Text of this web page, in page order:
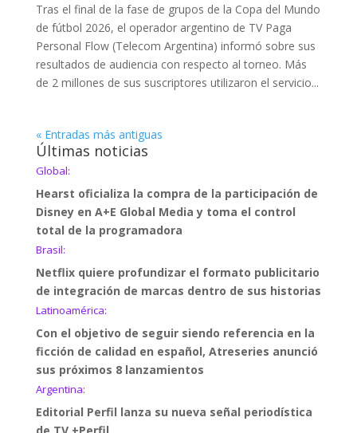
Tras el final de la fase de grupos de la Copa del Mundo
de fútbol 2026, el operador argentino de TV Paga
Personal Flow (Telecom Argentina) informó sobre sus
resultados de audiencia con respecto al torneo. Más
de 2 millones de sus suscriptores utilizaron el servicio...
« Entradas más antiguas
Últimas noticias
Global:
Hearst oficializa la compra de la participación de
Disney en A+E Global Media y toma el control
total de la programadora
Brasil:
Netflix quiere profundizar el formato publicitario
de integración de marcas dentro de sus historias
Latinoamérica:
Con el objetivo de seguir siendo referencia en la
ficción de calidad en español, Atreseries anunció
sus próximos 8 lanzamientos
Argentina:
Editorial Perfil lanza su nueva señal periodística
de TV +Perfil